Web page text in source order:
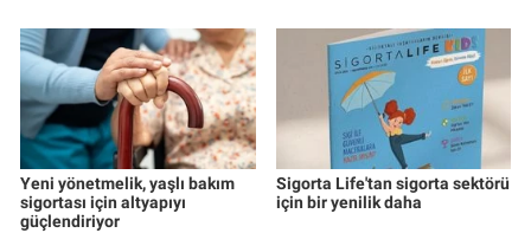
Yeni yönetmelik, yaşlı bakım
sigortası için altyapıyı
güçlendiriyor
Sigorta Life'tan sigorta sektörü
için bir yenilik daha